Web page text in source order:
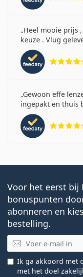
Heel mooie prijs
keuze . Vlug
Gewoon effe
ingepakt en thuis
Voor het eerst bij
bonuspunten
abonneren en
bestelling.
E-mail
Ik ga akkoord met
met het doel